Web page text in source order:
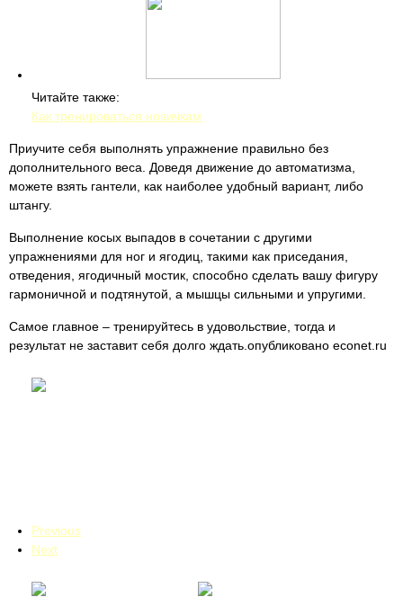
Читайте также:
Как тренироваться новичкам
Приучите себя выполнять упражнение правильно без
дополнительного веса. Доведя движение до автоматизма,
можете взять гантели, как наиболее удобный вариант, либо
штангу.
Выполнение косых выпадов в сочетании с другими
упражнениями для ног и ягодиц, такими как приседания,
отведения, ягодичный мостик, способно сделать вашу фигуру
гармоничной и подтянутой, а мышцы сильными и упругими.
Самое главное – тренируйтесь в удовольствие, тогда и
результат не заставит себя долго ждать.опубликовано econet.ru
Previous
Next